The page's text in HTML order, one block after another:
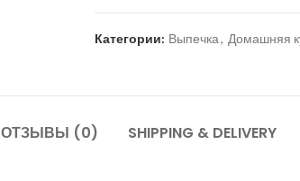
Категории: Выпечка, Домашняя
ОТЗЫВЫ (0) SHIPPING & DELIVERY